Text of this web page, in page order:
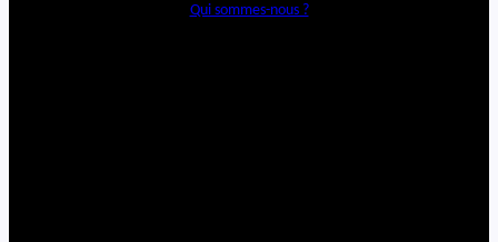
Qui sommes-nous ?